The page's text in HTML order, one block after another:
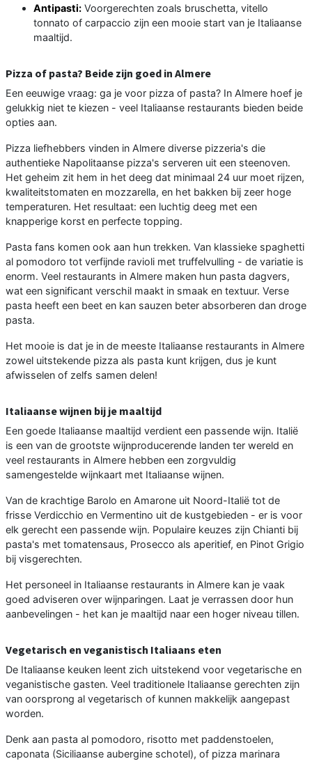
Antipasti: Voorgerechten zoals bruschetta, vitello
tonnato of carpaccio zijn een mooie start van je Italiaanse
maaltijd.
Pizza of pasta? Beide zijn goed in Almere
Een eeuwige vraag: ga je voor pizza of pasta? In Almere hoef je
gelukkig niet te kiezen - veel Italiaanse restaurants bieden beide
opties aan.
Pizza liefhebbers vinden in Almere diverse pizzeria's die
authentieke Napolitaanse pizza's serveren uit een steenoven.
Het geheim zit hem in het deeg dat minimaal 24 uur moet rijzen,
kwaliteitstomaten en mozzarella, en het bakken bij zeer hoge
temperaturen. Het resultaat: een luchtig deeg met een
knapperige korst en perfecte topping.
Pasta fans komen ook aan hun trekken. Van klassieke spaghetti
al pomodoro tot verfijnde ravioli met truffelvulling - de variatie is
enorm. Veel restaurants in Almere maken hun pasta dagvers,
wat een significant verschil maakt in smaak en textuur. Verse
pasta heeft een beet en kan sauzen beter absorberen dan droge
pasta.
Het mooie is dat je in de meeste Italiaanse restaurants in Almere
zowel uitstekende pizza als pasta kunt krijgen, dus je kunt
afwisselen of zelfs samen delen!
Italiaanse wijnen bij je maaltijd
Een goede Italiaanse maaltijd verdient een passende wijn. Italië
is een van de grootste wijnproducerende landen ter wereld en
veel restaurants in Almere hebben een zorgvuldig
samengestelde wijnkaart met Italiaanse wijnen.
Van de krachtige Barolo en Amarone uit Noord-Italië tot de
frisse Verdicchio en Vermentino uit de kustgebieden - er is voor
elk gerecht een passende wijn. Populaire keuzes zijn Chianti bij
pasta's met tomatensaus, Prosecco als aperitief, en Pinot Grigio
bij visgerechten.
Het personeel in Italiaanse restaurants in Almere kan je vaak
goed adviseren over wijnparingen. Laat je verrassen door hun
aanbevelingen - het kan je maaltijd naar een hoger niveau tillen.
Vegetarisch en veganistisch Italiaans eten
De Italiaanse keuken leent zich uitstekend voor vegetarische en
veganistische gasten. Veel traditionele Italiaanse gerechten zijn
van oorsprong al vegetarisch of kunnen makkelijk aangepast
worden.
Denk aan pasta al pomodoro, risotto met paddenstoelen,
caponata (Siciliaanse aubergine schotel), of pizza marinara